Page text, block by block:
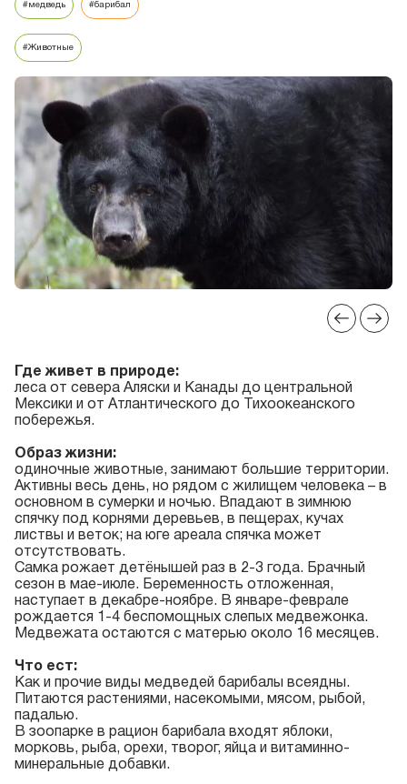
#медведь #барибал
#Животные
Где живет в природе:
леса от севера Аляски и Канады до центральной
Мексики и от Атлантического до Тихоокеанского
побережья.
Образ жизни:
одиночные животные, занимают большие территории.
Активны весь день, но рядом с жилищем человека – в
основном в сумерки и ночью. Впадают в зимнюю
спячку под корнями деревьев, в пещерах, кучах
листвы и веток; на юге ареала спячка может
отсутствовать.
Самка рожает детёнышей раз в 2-3 года. Брачный
сезон в мае-июле. Беременность отложенная,
наступает в декабре-ноябре. В январе-феврале
рождается 1-4 беспомощных слепых медвежонка.
Медвежата остаются с матерью около 16 месяцев.
Что ест:
Как и прочие виды медведей барибалы всеядны.
Питаются растениями, насекомыми, мясом, рыбой,
падалью.
В зоопарке в рацион барибала входят яблоки,
морковь, рыба, орехи, творог, яйца и витаминно-
минеральные добавки.